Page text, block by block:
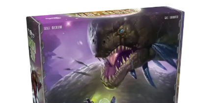
27,90€.
est :
19,90€.